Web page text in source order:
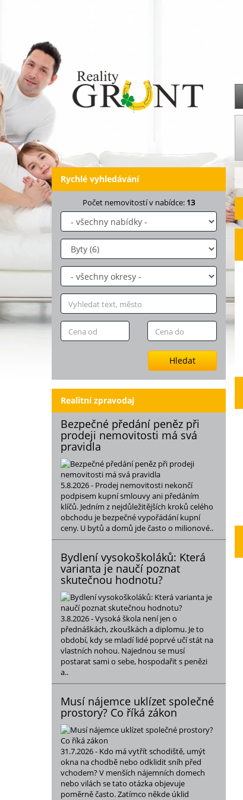
Rychlé vyhledávání
Počet nemovitostí v nabídce: 13
Hledat
Realitní zpravodaj
Bezpečné předání peněz při
prodeji nemovitosti má svá
pravidla
5.8.2026 - Prodej nemovitosti nekončí
podpisem kupní smlouvy ani předáním
klíčů. Jedním z nejdůležitějších kroků celého
obchodu je bezpečné vypořádání kupní
ceny. U bytů a domů jde často o milionové..
Bydlení vysokoškoláků: Která
varianta je naučí poznat
skutečnou hodnotu?
3.8.2026 - Vysoká škola není jen o
přednáškách, zkouškách a diplomu. Je to
období, kdy se mladí lidé poprvé učí stát na
vlastních nohou. Najednou se musí
postarat sami o sebe, hospodařit s penězi
a..
Musí nájemce uklízet společné
prostory? Co říká zákon
31.7.2026 - Kdo má vytřít schodiště, umýt
okna na chodbě nebo odklidit sníh před
vchodem? V menších nájemních domech
nebo vilách se tato otázka objevuje
poměrně často. Zatímco někde úklid